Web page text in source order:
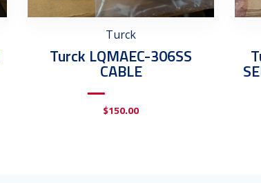
Turck
Turck LQMAEC-306SS
CABLE
$150.00